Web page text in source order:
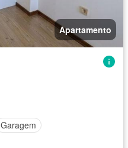
Apartamento
Garagem